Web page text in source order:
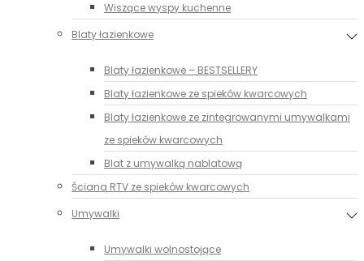
Wiszące wyspy kuchenne
Blaty łazienkowe
Blaty łazienkowe – BESTSELLERY
Blaty łazienkowe ze spieków kwarcowych
Blaty łazienkowe ze zintegrowanymi umywalkami
ze spieków kwarcowych
Blat z umywalką nablatową
Ściana RTV ze spieków kwarcowych
Umywalki
Umywalki wolnostojące